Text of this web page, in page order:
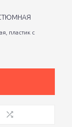
пластик с